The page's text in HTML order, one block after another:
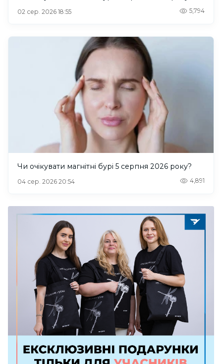
02 сер. 2026 18:55 5,794
Чи очікувати магнітні бурі 5 серпня 2026 року?
04 сер. 2026 20:54 4,891